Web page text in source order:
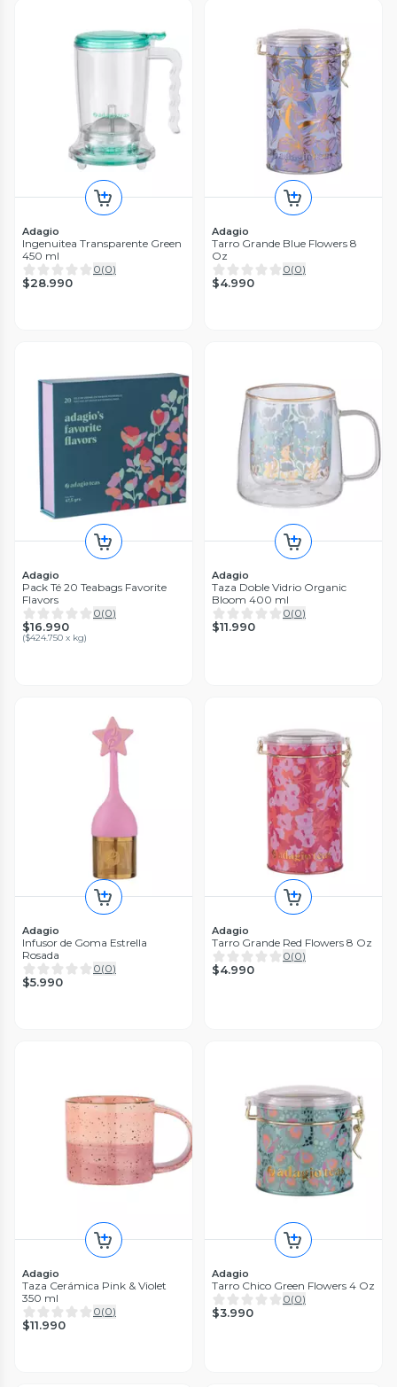
Adagio
Ingenuitea Transparente Green
450 ml
0(0)
$28.990
Adagio
Tarro Grande Blue Flowers 8
Oz
0(0)
$4.990
Adagio
Pack Té 20 Teabags Favorite
Flavors
0(0)
$16.990
($424.750 x kg)
Adagio
Taza Doble Vidrio Organic
Bloom 400 ml
0(0)
$11.990
Adagio
Infusor de Goma Estrella
Rosada
0(0)
$5.990
Adagio
Tarro Grande Red Flowers 8 Oz
0(0)
$4.990
Adagio
Taza Cerámica Pink & Violet
350 ml
0(0)
$11.990
Adagio
Tarro Chico Green Flowers 4 Oz
0(0)
$3.990